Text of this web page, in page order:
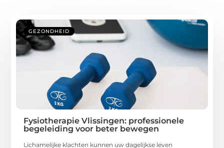
GEZONDHEID
Fysiotherapie Vlissingen: professionele
begeleiding voor beter bewegen
Lichamelijke klachten kunnen uw dagelijkse leven